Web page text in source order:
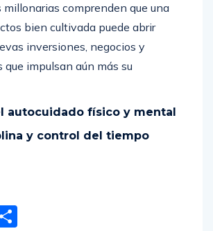
millonarias comprenden que una
bien cultivada puede abrir
inversiones, negocios y
que impulsan aún más su
autocuidado físico y mental
y control del tiempo